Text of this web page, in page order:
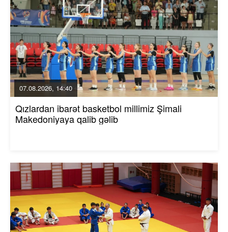
07.08.2026, 14:40
Qızlardan ibarət basketbol millimiz Şimali
Makedoniyaya qalib gəlib